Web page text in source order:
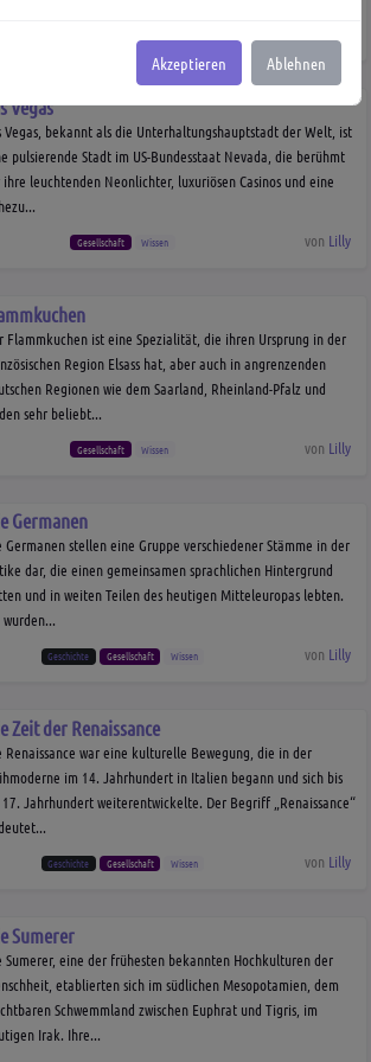
Vegas
Vegas, bekannt als die Unterhaltungshauptstadt der Welt, ist
pulsierende Stadt im US-Bundesstaat Nevada, die berühmt
leuchtenden Neonlichter, luxuriösen Casinos und eine
Gesellschaft Wissen von Lilly
Flammkuchen ist eine Spezialität, die ihren Ursprung in der
Region Elsass hat, aber auch in angrenzenden
Regionen wie dem Saarland, Rheinland-Pfalz und
sehr beliebt...
Gesellschaft Wissen von Lilly
Germanen
Germanen stellen eine Gruppe verschiedener Stämme in der
dar, die einen gemeinsamen sprachlichen Hintergrund
und in weiten Teilen des heutigen Mitteleuropas lebten.
wurden...
Geschichte Gesellschaft Wissen von Lilly
Zeit der Renaissance
Renaissance war eine kulturelle Bewegung, die in der
im 14. Jahrhundert in Italien begann und sich bis
17. Jahrhundert weiterentwickelte. Der Begriff „Renaissance“
Geschichte Gesellschaft Wissen von Lilly
Sumerer
Sumerer, eine der frühesten bekannten Hochkulturen der
etablierten sich im südlichen Mesopotamien, dem
Schwemmland zwischen Euphrat und Tigris, im
Irak. Ihre...
Akzeptieren Ablehnen